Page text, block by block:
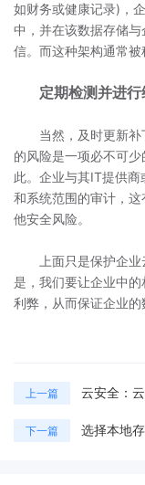
如财务或健康记录)，
中，并在该数据存储
信。而这种架构通常被
定期检测并进
当然，及时更新
的风险是一项必不可
此。企业与其IT提供
和系统范围的审计，
他安全风险。
上面只是保护企
是，我们要让企业中
利弊，从而保证企业的
上一篇 云安全：
下一篇 选择本地